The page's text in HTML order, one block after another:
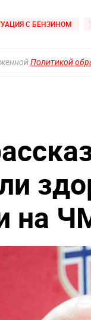
С БЕНЗИНОМ
Политикой
на